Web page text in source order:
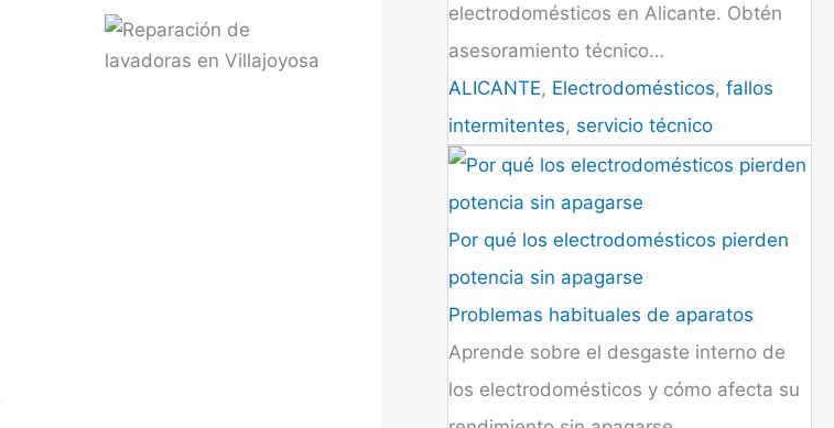
electrodomésticos en Alicante. Obtén
asesoramiento técnico…
ALICANTE, Electrodomésticos, fallos
intermitentes, servicio técnico
Por qué los electrodomésticos pierden
potencia sin apagarse
Problemas habituales de aparatos
Aprende sobre el desgaste interno de
los electrodomésticos y cómo afecta su